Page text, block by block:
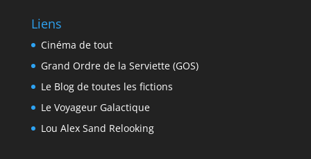
Liens
Cinéma de tout
Grand Ordre de la Serviette (GOS)
Le Blog de toutes les fictions
Le Voyageur Galactique
Lou Alex Sand Relooking